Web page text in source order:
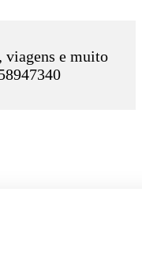
viagens e muito